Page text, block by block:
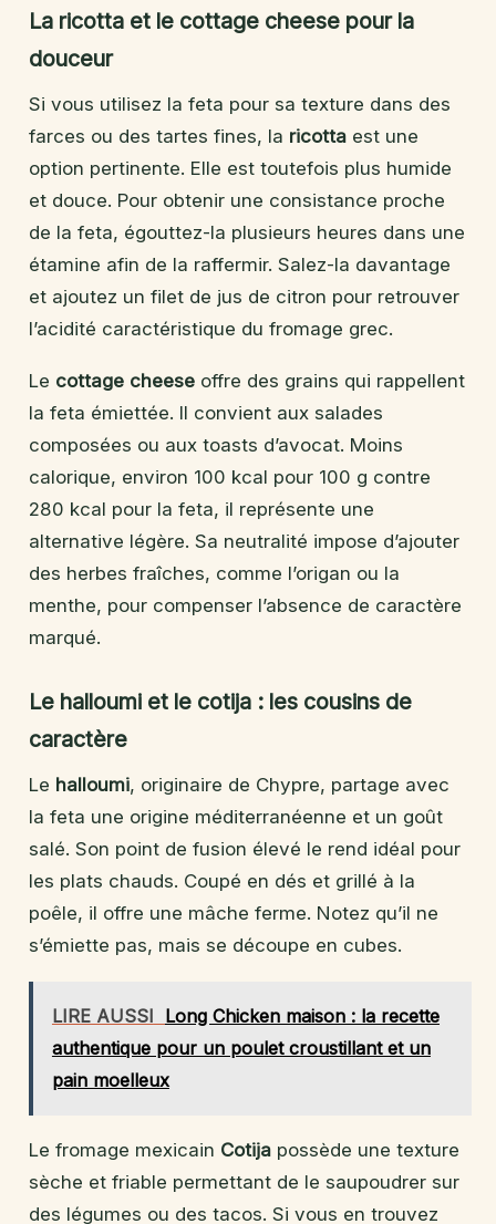
La ricotta et le cottage cheese pour la
douceur
Si vous utilisez la feta pour sa texture dans des
farces ou des tartes fines, la ricotta est une
option pertinente. Elle est toutefois plus humide
et douce. Pour obtenir une consistance proche
de la feta, égouttez-la plusieurs heures dans une
étamine afin de la raffermir. Salez-la davantage
et ajoutez un filet de jus de citron pour retrouver
l’acidité caractéristique du fromage grec.
Le cottage cheese offre des grains qui rappellent
la feta émiettée. Il convient aux salades
composées ou aux toasts d’avocat. Moins
calorique, environ 100 kcal pour 100 g contre
280 kcal pour la feta, il représente une
alternative légère. Sa neutralité impose d’ajouter
des herbes fraîches, comme l’origan ou la
menthe, pour compenser l’absence de caractère
marqué.
Le halloumi et le cotija : les cousins de
caractère
Le halloumi, originaire de Chypre, partage avec
la feta une origine méditerranéenne et un goût
salé. Son point de fusion élevé le rend idéal pour
les plats chauds. Coupé en dés et grillé à la
poêle, il offre une mâche ferme. Notez qu’il ne
s’émiette pas, mais se découpe en cubes.
LIRE AUSSI Long Chicken maison : la recette
authentique pour un poulet croustillant et un
pain moelleux
Le fromage mexicain Cotija possède une texture
sèche et friable permettant de le saupoudrer sur
des légumes ou des tacos. Si vous en trouvez